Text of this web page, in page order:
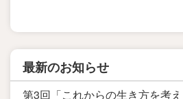
最新のお知らせ
第3回「これからの生き方を考